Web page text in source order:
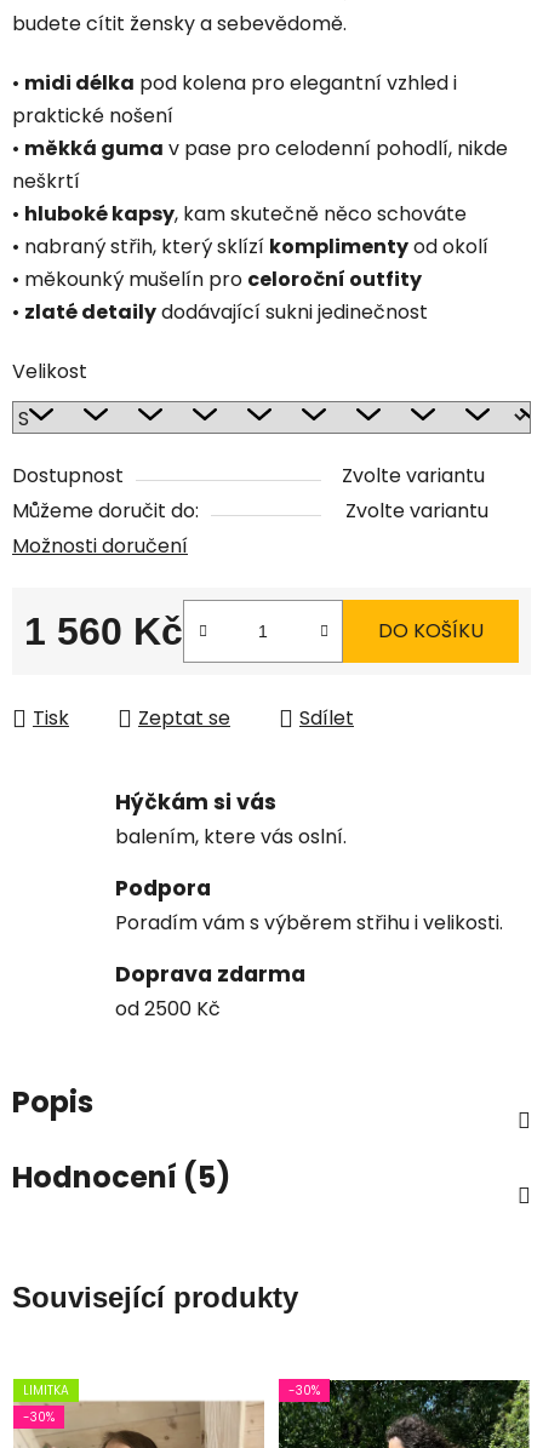
budete cítit žensky a sebevědomě.
• midi délka pod kolena pro elegantní vzhled i
praktické nošení
• měkká guma v pase pro celodenní pohodlí, nikde
neškrtí
• hluboké kapsy, kam skutečně něco schováte
• nabraný střih, který sklízí komplimentyod okolí
• měkounký mušelín pro celoroční outfity
• zlaté detailydodávající sukni jedinečnost
Velikost
Dostupnost
Zvolte variantu
Můžeme doručit do:
Zvolte variantu
Možnosti doručení
1 560 Kč DO KOŠÍKU
Tisk Zeptat se Sdílet
Hýčkám si vás
balením, ktere vás oslní.
Podpora
Poradím vám s výběrem střihu i velikosti.
Doprava zdarma
od 2500 Kč
Popis
Hodnocení (5)
Související produkty
LIMITKA
-30%
-30%